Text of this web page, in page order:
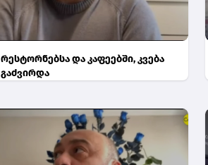
რესტორნებსა და კაფეებში, კვება
გაძვირდა